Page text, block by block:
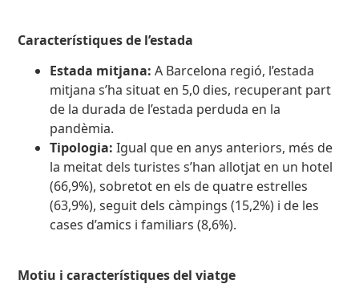
Característiques de l’estada
Estada mitjana:A Barcelona regió, l’estada
mitjana s’ha situat en 5,0 dies, recuperant part
de la durada de l’estada perduda en la
pandèmia.
Tipologia:Igual que en anys anteriors, més de
la meitat dels turistes s’han allotjat en un hotel
(66,9%), sobretot en els de quatre estrelles
(63,9%), seguit dels càmpings (15,2%) i de les
cases d’amics i familiars (8,6%).
Motiu i característiques del viatge